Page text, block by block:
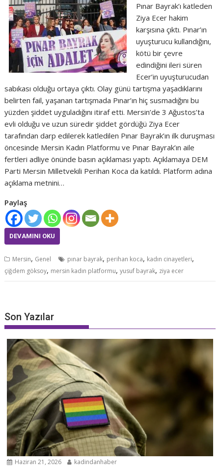
Pınar Bayrak’ı katleden
Ziya Ecer hakim
karşısına çıktı. Pınar’ın
uyuşturucu kullandığını,
kötü bir çevre
edindiğini ileri süren
Ecer’in uyuşturucudan
sabıkası olduğu ortaya çıktı. Olay günü tartışma yaşadıklarını
belirten fail, yaşanan tartışmada Pınar’ın hiç susmadığını bu
yüzden şiddet uyguladığını itiraf etti. Mersin’de 3 Ağustos’ta
evli olduğu ve uzun süredir şiddet gördüğü Ziya Ecer
tarafından darp edilerek katledilen Pınar Bayrak’ın ilk duruşması
öncesinde Mersin Kadın Platformu ve Pınar Bayrak’ın aile
fertleri adliye önünde basın açıklaması yaptı. Açıklamaya DEM
Parti Mersin Milletvekili Perihan Koca da katıldı. Platform adına
açıklama metnini…
Paylaş
DEVAMINI OKU
Mersin, Genel pınar bayrak, perihan koca, kadın cinayetleri,
çiğdem göksoy, mersin kadın platformu,yusuf bayrak, ziya ecer
Son Yazılar
Haziran 21, 2026 kadindanhaber